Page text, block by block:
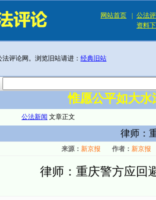
网站首页 | 公法
资料
评论网。浏览旧站请进： 经典旧站
惟愿公平如大
公法新闻 文章正文
律师：
来源： 新京报 作者： 新京报
律师：重庆警方应回